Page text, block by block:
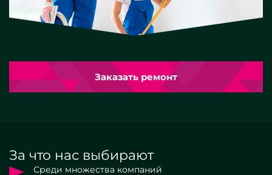
Заказать ремонт
За что нас выбирают
Среди множества компаний